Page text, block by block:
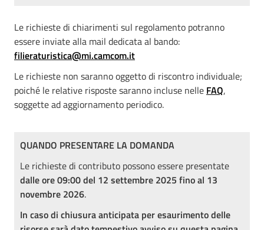
Le richieste di chiarimenti sul regolamento potranno
essere inviate alla mail dedicata al bando:
filieraturistica@mi.camcom.it
Le richieste non saranno oggetto di riscontro individuale;
poiché le relative risposte saranno incluse nelle FAQ,
soggette ad aggiornamento periodico.
QUANDO PRESENTARE LA DOMANDA
Le richieste di contributo possono essere presentate
dalle ore 09:00 del 12 settembre 2025 fino al 13
novembre 2026.
In caso di chiusura anticipata per esaurimento delle